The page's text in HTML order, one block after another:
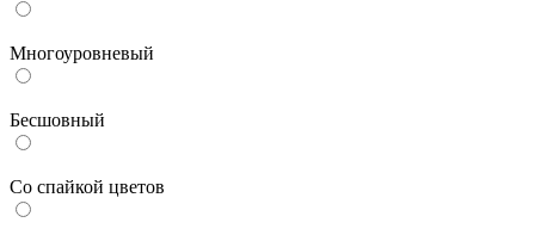
Многоуровневый
Бесшовный
Со спайкой цветов